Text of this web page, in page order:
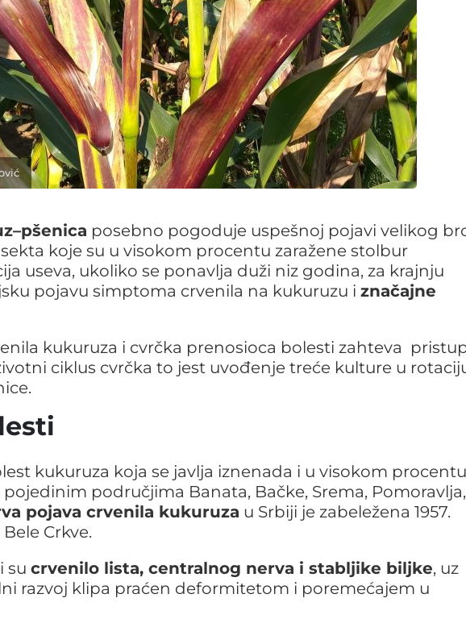
posebno pogoduje uspešnoj pojavi velikog
koje su u visokom procentu zaražene stolbur
useva, ukoliko se ponavlja duži niz godina, za krajnju
pojavu simptoma crvenila na kukuruzu i značajne
kukuruza i cvrčka prenosioca bolesti zahteva
ciklus cvrčka to jest uvođenje treće kulture u
kukuruza koja se javlja iznenada i u visokom procentu
područjima Banata, Bačke, Srema, Pomoravlja,
pojava crvenila kukuruza u Srbiji je zabeležena 1957.
Crkve.
su crvenilo lista, centralnog nerva i stabljike biljke, uz
razvoj klipa praćen deformitetom i poremećajem u